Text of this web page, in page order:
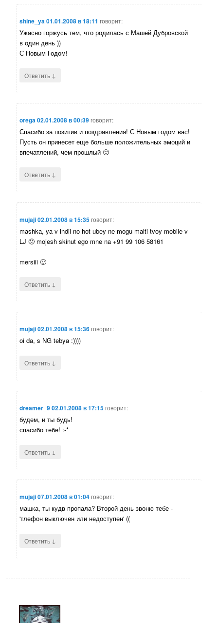
shine_ya01.01.2008 в 18:11 говорит:
Ужасно горжусь тем, что родилась с Машей Дубровской
в один день ))
С Новым Годом!
Ответить ↓
orega02.01.2008 в 00:39говорит:
Спасибо за позитив и поздравления! С Новым годом вас!
Пусть он принесет еще больше положительных эмоций и
впечатлений, чем прошлый 🙂
Ответить ↓
mujaji02.01.2008 в 15:35говорит:
mashka, ya v indii no hot ubey ne mogu maiti tvoy mobile v
LJ 🙁 mojesh skinut ego mne na +91 99 106 58161
mersiii 🙂
Ответить ↓
mujaji02.01.2008 в 15:36говорит:
oi da, s NG tebya :))))
Ответить ↓
dreamer_902.01.2008 в 17:15говорит:
будем, и ты будь!
спасибо тебе! :-*
Ответить ↓
mujaji07.01.2008 в 01:04говорит:
машка, ты кудв пропала? Второй день звоню тебе -
'тлефон выключен или недоступен' ((
Ответить ↓